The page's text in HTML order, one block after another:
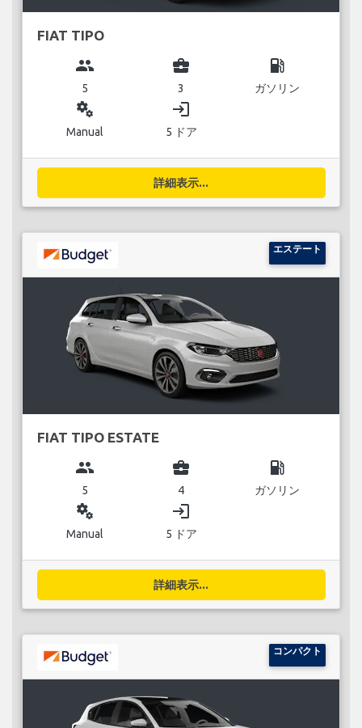
FIAT TIPO
group
5
business_center
3
local_gas_station
ガソリン
miscellaneous_services
Manual
login
5 ドア
詳細表示...
エステート
FIAT TIPO ESTATE
group
5
business_center
4
local_gas_station
ガソリン
miscellaneous_services
Manual
login
5 ドア
詳細表示...
コンパクト